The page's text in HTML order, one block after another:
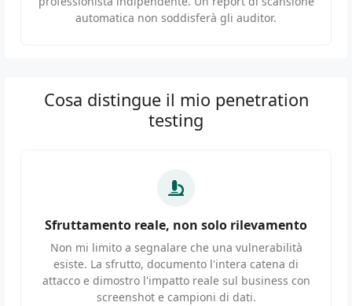
automatica non soddisferà gli auditor.
Cosa distingue il mio penetration
testing
Sfruttamento reale, non solo rilevamento
Non mi limito a segnalare che una vulnerabilità
esiste. La sfrutto, documento l'intera catena di
attacco e dimostro l'impatto reale sul business con
screenshot e campioni di dati.